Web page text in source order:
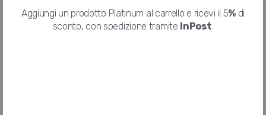
Consegna stimata tra19 Agoe26 Agocon Corriere Espresso
Aggiungi un prodotto Platinum al carrello e ricevi il 5% di
sconto, con spedizione tramite InPost.